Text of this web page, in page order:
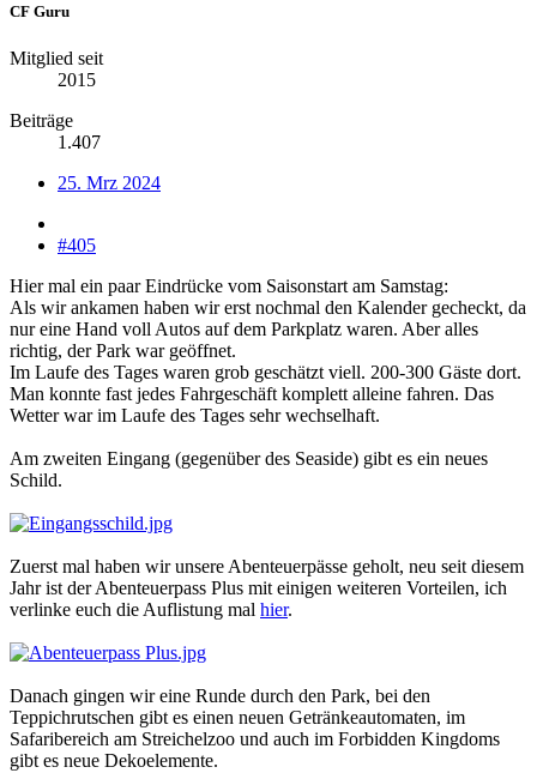
CF Guru
Mitglied seit
2015
Beiträge
1.407
25. Mrz 2024
#405
Hier mal ein paar Eindrücke vom Saisonstart am Samstag:
Als wir ankamen haben wir erst nochmal den Kalender gecheckt, da
nur eine Hand voll Autos auf dem Parkplatz waren. Aber alles
richtig, der Park war geöffnet.
Im Laufe des Tages waren grob geschätzt viell. 200-300 Gäste dort.
Man konnte fast jedes Fahrgeschäft komplett alleine fahren. Das
Wetter war im Laufe des Tages sehr wechselhaft.
Am zweiten Eingang (gegenüber des Seaside) gibt es ein neues
Schild.
Zuerst mal haben wir unsere Abenteuerpässe geholt, neu seit diesem
Jahr ist der Abenteuerpass Plus mit einigen weiteren Vorteilen, ich
verlinke euch die Auflistung mal hier.
Danach gingen wir eine Runde durch den Park, bei den
Teppichrutschen gibt es einen neuen Getränkeautomaten, im
Safaribereich am Streichelzoo und auch im Forbidden Kingdoms
gibt es neue Dekoelemente.